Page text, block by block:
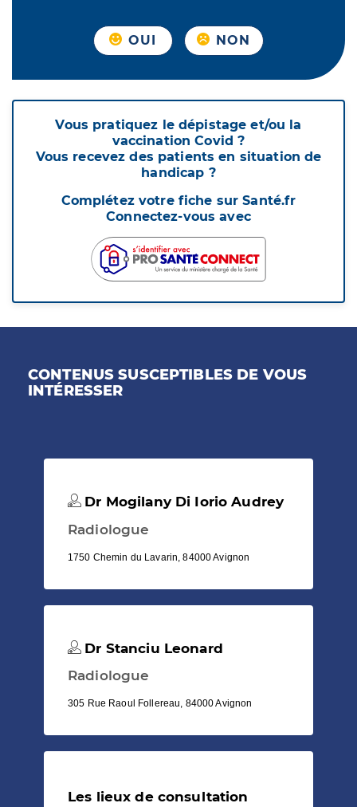
OUI NON
Vous pratiquez le dépistage et/ou la
vaccination Covid ?
Vous recevez des patients en situation de
handicap ?
Complétez votre fiche sur Santé.fr
Connectez-vous avec
CONTENUS SUSCEPTIBLES DE VOUS
INTÉRESSER
Dr Mogilany Di Iorio Audrey
Radiologue
1750 Chemin du Lavarin, 84000 Avignon
Dr Stanciu Leonard
Radiologue
305 Rue Raoul Follereau, 84000 Avignon
Les lieux de consultation